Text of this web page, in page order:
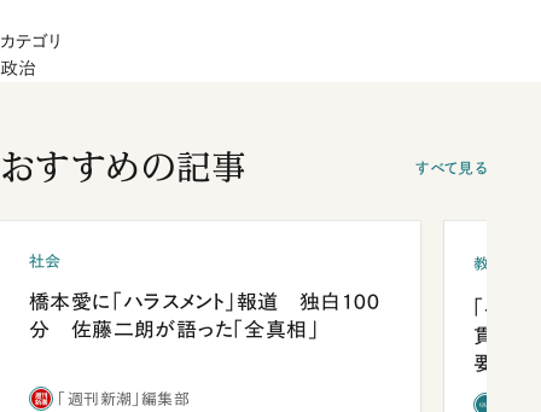
カテゴリ
政治
おすすめの記事 すべて見る
社会
橋本愛に「ハラスメント」報道 独白100
分 佐藤二朗が語った「全真相」
「週刊新潮」編集部
教育
「早
貫校へ
要だっ